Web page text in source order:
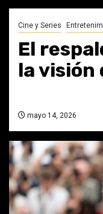
Cine y Series
El
la visión
mayo 14, 2026